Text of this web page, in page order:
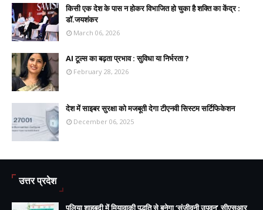
किसी एक देश के पास न होकर विभाजित हो चुका है शक्ति का केंद्र :
डॉ.जयशंकर
March 06, 2026
AI टूल्स का बढ़ता प्रभाव : सुविधा या निर्भरता ?
February 28, 2026
देश में साइबर सुरक्षा को मजबूती देगा टीएनवी सिस्टम सर्टिफिकेशन
December 06, 2025
उत्तर प्रदेश
पलिया शाहबदी में मियावाकी पद्धति से बनेगा ‘संजीवनी उपवन’,सीएसआर